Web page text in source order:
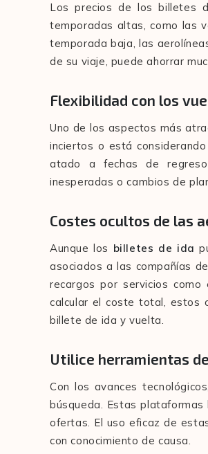
Los precios de los billetes
temporadas altas, como las
temporada baja, las
de su viaje, puede ahorrar
Flexibilidad con los
Uno de los aspectos más
inciertos o está
atado a fechas de
inesperadas o cambios de
Costes ocultos de las
Aunque los billetes de ida
asociados a las compañías
recargos por servicios
calcular el coste total, estos
billete de ida y vuelta.
Utilice herramientas
Con los avances
búsqueda. Estas
ofertas. El uso eficaz de
con conocimiento de causa.